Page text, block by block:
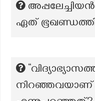
ഏത്
നിറഞ്ഞവയാണ്